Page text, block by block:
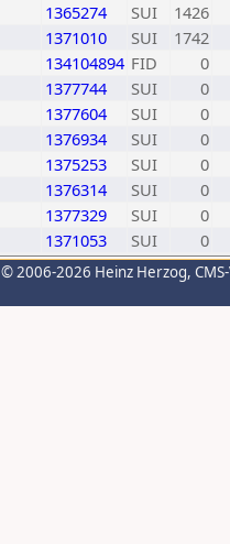
1365274 SUI
1426
1371010 SUI
1742
134104894 FID
0
1377744 SUI
0
1377604 SUI
0
1376934 SUI
0
1375253 SUI
0
1376314 SUI
0
1377329 SUI
0
1371053 SUI 0
© 2006-2026 Heinz Herzog,